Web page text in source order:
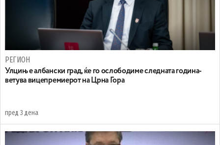
РЕГИОН
Улцињ е албански град, ќе го ослободиме следната година-
ветува вицепремиерот на Црна Гора
пред 3 дена